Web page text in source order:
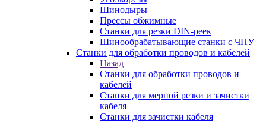
Шинодыры
Прессы обжимные
Станки для резки DIN-реек
Шинообрабатывающие станки с ЧПУ
Станки для обработки проводов и кабелей
Назад
Станки для обработки проводов и
кабелей
Станки для мерной резки и зачистки
кабеля
Станки для зачистки кабеля